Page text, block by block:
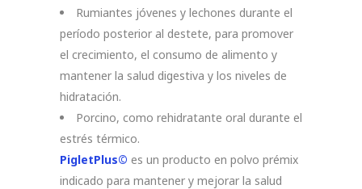
Rumiantes jóvenes y lechones durante el
período posterior al destete, para promover
el crecimiento, el consumo de alimento y
mantener la salud digestiva y los niveles de
hidratación.
Porcino, como rehidratante oral durante el
estrés térmico.
PigletPlus© es un producto en polvo prémix
indicado para mantener y mejorar la salud